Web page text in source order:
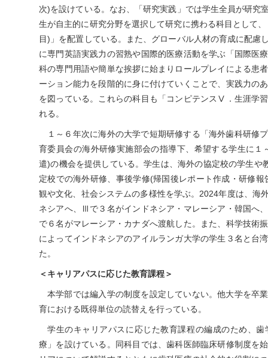
次)を設けている。なお、「研究実践」では学生全員が研究
生が自主的に研究分野を選択して研究に携わる科目として
目)」を配置している。また、グローバル人材の育成に配慮
に専門英語実践力の習熟や国際的医療活動を学ぶ「国際
科の専門用語や簡単な挨拶に始まりロールプレイによる患
ーション能力を段階的に身に付けていくことで、実践力の
を図っている。これらの科目も「コンピテンスⅤ．生涯学
れる。
１～６年次に海外の大学で短期研修する「海外歯科研
育委員会の海外研修実施部会の指導下、希望する学生に
遣)の機会を提供している。学生は、海外の協定校の学生や
定校での海外研修、事後学修(帰国後レポート作成・研修
観や文化、社会システムの多様性を学ぶ。2024年度は、海
ネシアへ、Ⅲで３名がインドネシア・マレーシア・韓国
で６名がマレーシア・カナダへ渡航した。また、科学技術
によってインドネシアのアイルランガ大学の学生３名と台
た。
＜キャリアパスに応じた教育課程＞
本学部では編入学の制度を設定していない。他大学を卒
育における既得単位の読替えを行っている。
学生のキャリアパスに応じた教育課程の編成のため、
療」を設けている。同科目では、歯科医師臨床研修制度を